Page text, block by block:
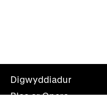
Digwyddiadur
Blas ar Opera